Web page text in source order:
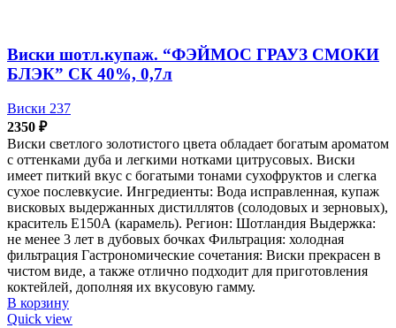
Виски шотл.купаж. “ФЭЙМОС ГРАУЗ СМОКИ
БЛЭК” СК 40%, 0,7л
Виски 237
2350 ₽
Виски светлого золотистого цвета обладает богатым ароматом
с оттенками дуба и легкими нотками цитрусовых. Виски
имеет питкий вкус с богатыми тонами сухофруктов и слегка
сухое послевкусие. Ингредиенты: Вода исправленная, купаж
висковых выдержанных дистиллятов (солодовых и зерновых),
краситель Е150А (карамель). Регион: Шотландия Выдержка:
не менее 3 лет в дубовых бочках Фильтрация: холодная
фильтрация Гастрономические сочетания: Виски прекрасен в
чистом виде, а также отлично подходит для приготовления
коктейлей, дополняя их вкусовую гамму.
В корзину
Quick view